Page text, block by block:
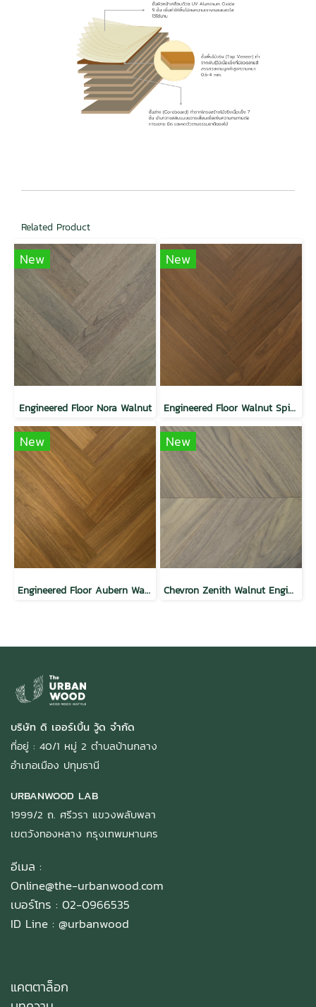
Related Product
New
Engineered Floor Nora Walnut
New
Engineered Floor Walnut Spice
New
Engineered Floor Aubern Walnut
New
Chevron Zenith Walnut Engineered Floor
บริษัท ดิ เออร์เบิ้น วู้ด จำกัด
ที่อยู่ : 40/1 หมู่ 2 ตำบลบ้านกลาง
อำเภอเมือง ปทุมธานี
URBANWOOD LAB
1999/2 ถ. ศรีวรา แขวงพลับพลา
เขตวังทองหลาง กรุงเทพมหานคร
อีเมล :
Online@the-urbanwood.com
เบอร์โทร : 02-0966535
ID Line : @urbanwood
แคตตาล็อก